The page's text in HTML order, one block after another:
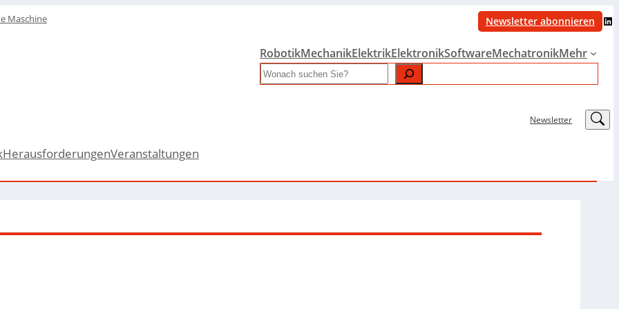
Maschine Newsletter abonnieren LinkedIn
RobotikMechanikElektrikElektronikSoftwareMechatronikMehr
Search
Newsletter LinkedIn
HerausforderungenVeranstaltungen